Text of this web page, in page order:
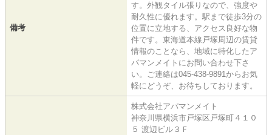
備考
す。外観タイル張りなので、強度や
耐久性に優れます。駅まで徒歩3分の
位置に立地する、アクセス良好な物
件です。東海道本線戸塚周辺の賃貸
情報のことなら、地域に特化したア
パマンメイトにお問い合わせ下さ
い。ご連絡は045-438-9891からお気
軽にどうぞ、お待ちしております。
株式会社アパマンメイト
神奈川県横浜市戸塚区戸塚町４１０
５ 渡辺ビル３Ｆ